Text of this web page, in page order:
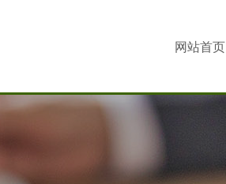
网站首页